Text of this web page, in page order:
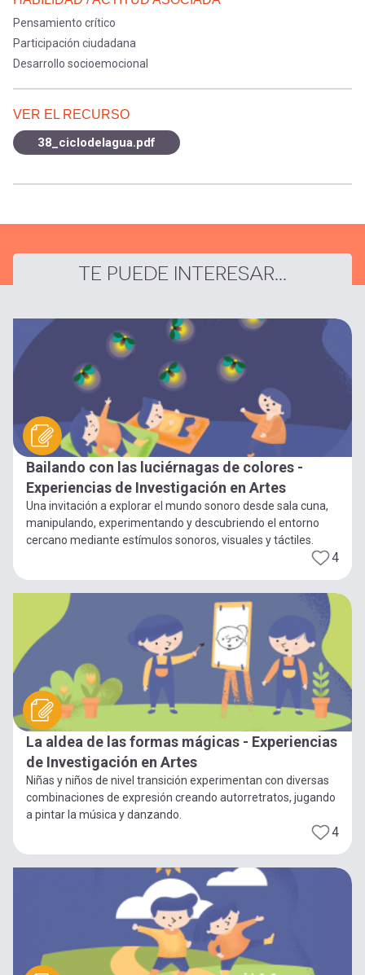
Pensamiento crítico
Participación ciudadana
Desarrollo socioemocional
VER EL RECURSO
38_ciclodelagua.pdf
TE PUEDE INTERESAR...
Bailando con las luciérnagas de colores -
Experiencias de Investigación en Artes
Una invitación a explorar el mundo sonoro desde sala cuna,
manipulando, experimentando y descubriendo el entorno
cercano mediante estímulos sonoros, visuales y táctiles.
4
La aldea de las formas mágicas - Experiencias
de Investigación en Artes
Niñas y niños de nivel transición experimentan con diversas
combinaciones de expresión creando autorretratos, jugando
a pintar la música y danzando.
4